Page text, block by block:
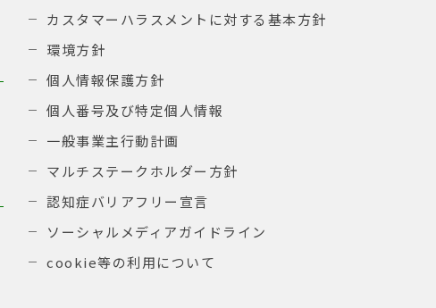
カスタマーハラスメントに対する基本方針
環境方針
個人情報保護方針
個人番号及び特定個人情報
一般事業主行動計画
マルチステークホルダー方針
認知症バリアフリー宣言
ソーシャルメディアガイドライン
cookie等の利用について